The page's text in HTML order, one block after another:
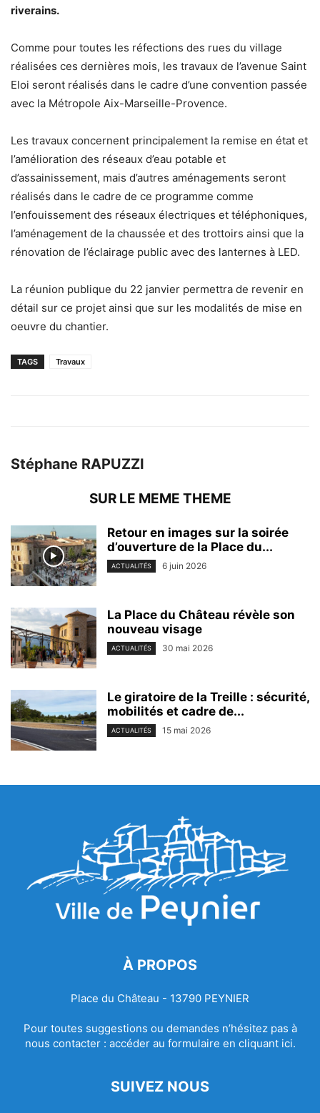
riverains.
Comme pour toutes les réfections des rues du village
réalisées ces dernières mois, les travaux de l’avenue Saint
Eloi seront réalisés dans le cadre d’une convention passée
avec la Métropole Aix-Marseille-Provence.
Les travaux concernent principalement la remise en état et
l’amélioration des réseaux d’eau potable et
d’assainissement, mais d’autres aménagements seront
réalisés dans le cadre de ce programme comme
l’enfouissement des réseaux électriques et téléphoniques,
l’aménagement de la chaussée et des trottoirs ainsi que la
rénovation de l’éclairage public avec des lanternes à LED.
La réunion publique du 22 janvier permettra de revenir en
détail sur ce projet ainsi que sur les modalités de mise en
oeuvre du chantier.
TAGS Travaux
Stéphane RAPUZZI
SUR LE MEME THEME
Retour en images sur la soirée
d’ouverture de la Place du...
ACTUALITÉS 6 juin 2026
La Place du Château révèle son
nouveau visage
ACTUALITÉS 30 mai 2026
Le giratoire de la Treille : sécurité,
mobilités et cadre de...
ACTUALITÉS 15 mai 2026
À PROPOS
Place du Château - 13790 PEYNIER
Pour toutes suggestions ou demandes n’hésitez pas à
nous contacter : accéder au formulaire en cliquant ici.
SUIVEZ NOUS